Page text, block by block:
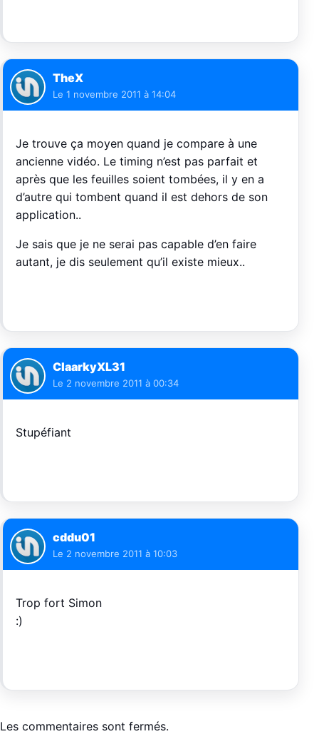
TheX
Le 1 novembre 2011 à 14:04
Je trouve ça moyen quand je compare à une
ancienne vidéo. Le timing n’est pas parfait et
après que les feuilles soient tombées, il y en a
d’autre qui tombent quand il est dehors de son
application..
Je sais que je ne serai pas capable d’en faire
autant, je dis seulement qu’il existe mieux..
ClaarkyXL31
Le 2 novembre 2011 à 00:34
Stupéfiant
cddu01
Le 2 novembre 2011 à 10:03
Trop fort Simon
:)
Les commentaires sont fermés.